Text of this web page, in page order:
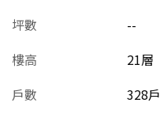
坪數
--
樓高
21層
戶數
328戶